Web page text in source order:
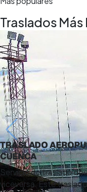
Traslados
TRASLADO
CUENCA
Servicio de traslado
viceversa. Este